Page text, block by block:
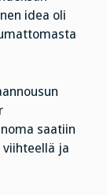
idea oli
saatiin
ja